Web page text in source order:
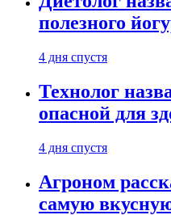
полезного
4 дня спустя
Технолог
опасной для
4 дня спустя
Агроном
самую